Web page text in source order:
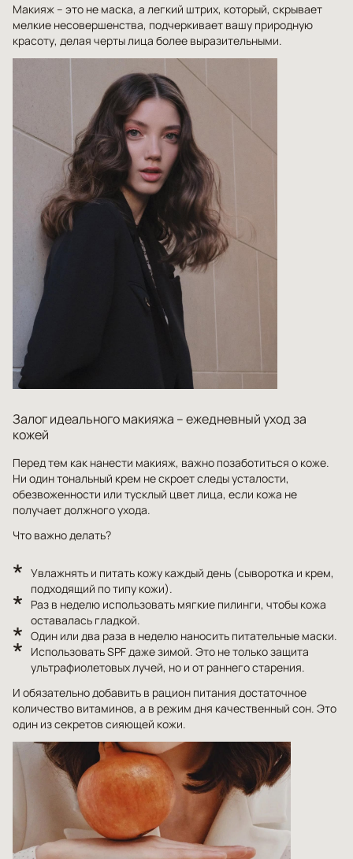
Макияж– это не маска, а легкий штрих, который, скрывает
мелкие несовершенства, подчеркивает вашу природную
красоту, делая черты лица более выразительными.
Залог идеального макияжа – ежедневный уход за
кожей
Перед тем как нанести макияж, важно позаботиться о коже.
Ни один тональный крем не скроет следы усталости,
обезвоженности или тусклый цвет лица, если кожа не
получает должного ухода.
Что важно делать?
Увлажнять и питать кожу каждый день (сыворотка и крем,
подходящий по типу кожи).
Раз в неделю использовать мягкие пилинги, чтобы кожа
оставалась гладкой.
Один или два раза в неделю наносить питательные маски.
Использовать SPF даже зимой. Это не только защита
ультрафиолетовых лучей, но и от раннего старения.
И обязательно добавить в рацион питания достаточное
количество витаминов, а в режим дня качественный сон. Это
один из секретов сияющей кожи.